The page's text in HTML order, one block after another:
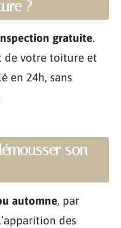
?
gratuite.
de votre toiture et
en 24h, sans
son
automne, par
des